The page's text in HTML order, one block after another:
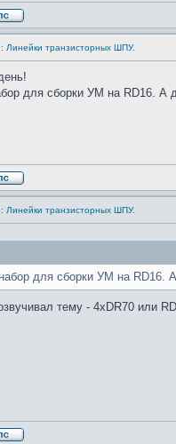
Линейки транзисторных ШПУ.
для сборки УМ на RD16. А
Линейки транзисторных ШПУ.
для сборки УМ на RD16.
тему - 4хDR70 или